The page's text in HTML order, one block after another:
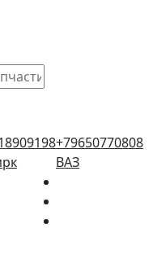
+79650770808
ВАЗ